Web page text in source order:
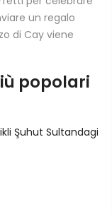
un regalo
di Cay viene
popolari
Şuhut Sultandagi